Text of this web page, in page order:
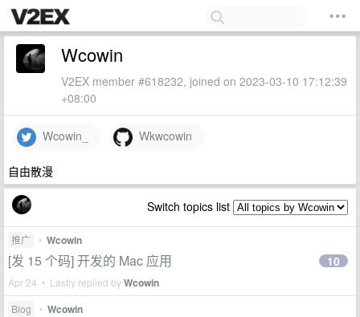
Wcowin
V2EX member #618232, joined on 2023-03-10 17:12:39
+08:00
Wcowin_ Wkwcowin
自由散漫
Switch topics list
推广 • Wcowin
[发 15 个码] 开发的 Mac 应用
Apr 24 • Lastly replied byWcowin
10
Blog • Wcowin